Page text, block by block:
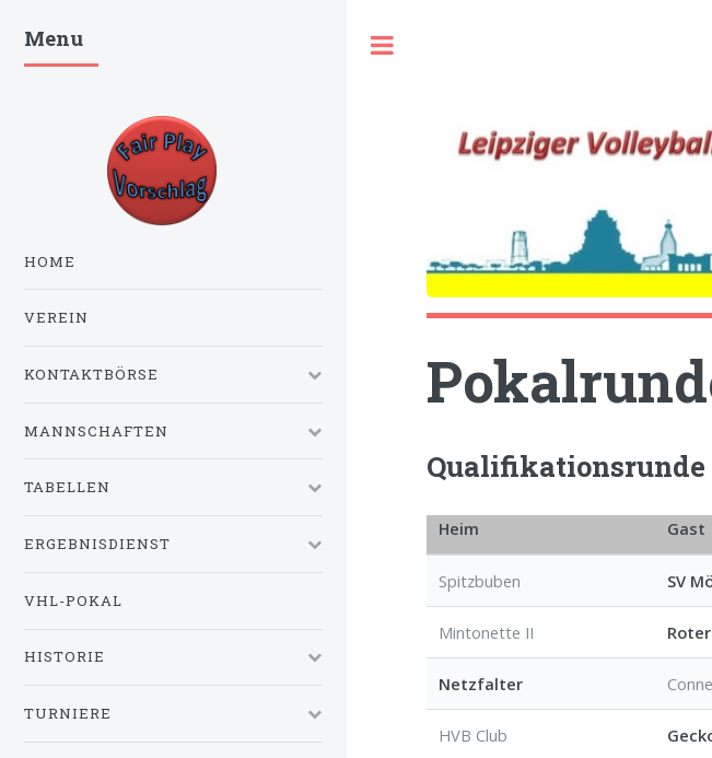
Qualifikationsrunde
Heim Gast
Spitzbuben SV
Mintonette II
Netzfalter
HVB Club
Menu
HOME
VEREIN
KONTAKTBÖRSE
MANNSCHAFTEN
TABELLEN
ERGEBNISDIENST
VHL-POKAL
HISTORIE
TURNIERE